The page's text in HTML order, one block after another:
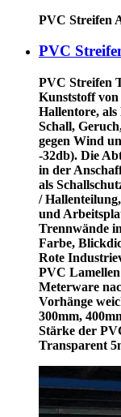
PVC Streifen
PVC
PVC Streifen
Kunststoff
Hallentore, als
Schall,
gegen Wind
-32db). Die
in der
als
/Hallenteilung,
und
Trennwände
Farbe,
Rote
PVC
Meterware
Vorhänge
300mm,
Stärke der
Transparent